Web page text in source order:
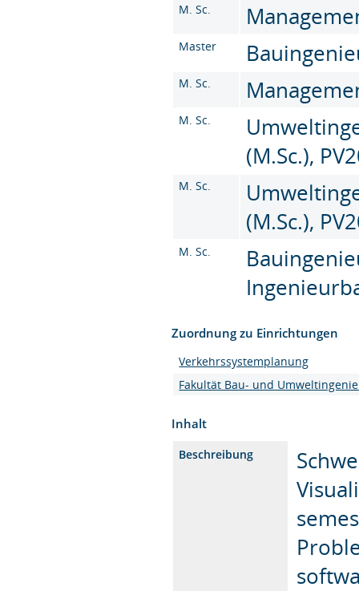
M. Sc.
Master
M. Sc.
M. Sc.
(M.Sc.),
M. Sc.
(M.Sc.),
M. Sc.
Zuordnung zu Einrichtungen
Verkehrssystemplanung
Fakultät Bau- und
Inhalt
Beschreibung